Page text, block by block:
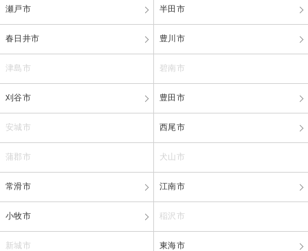
瀬戸市 半田市
春日井市 豊川市
津島市 碧南市
刈谷市 豊田市
安城市 西尾市
蒲郡市 犬山市
常滑市 江南市
小牧市 稲沢市
新城市 東海市